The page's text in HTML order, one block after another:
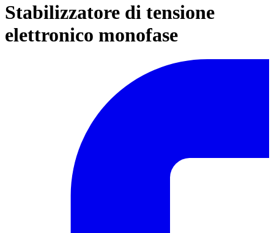
Stabilizzatore di tensione
elettronico monofase